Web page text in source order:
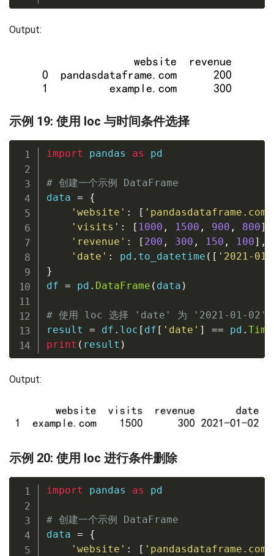
Output:
示例 19: 使用 loc 与时间条件选择
import pandas as pd
# 创建一个示例 DataFrame
data =
{
'website' : [ 'pandasdataframe.com'
'visits' : [ 1000 , 1500 , 900 , 800]
'revenue' : [ 200 , 300 , 150 , 100] ,
'date' : pd . to_datetime ( [ '2021-
}
df = pd . DataFrame ( data )
# 使用 loc 选择 'date' 为 '2021-01-02'
result = df . loc [ df [ 'date' ] == pd .
print ( result )
Output:
示例 20: 使用 loc 进行条件删除
import pandas as pd
# 创建一个示例 DataFrame
data =
{
'website' : [ 'pandasdataframe.com'